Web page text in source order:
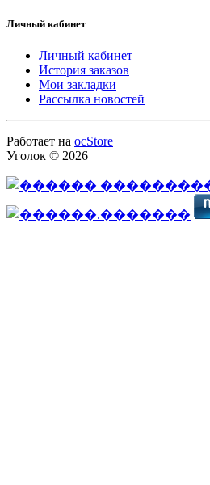
Личный кабинет
Личный кабинет
История заказов
Мои закладки
Рассылка новостей
Работает на ocStore
Уголок © 2026